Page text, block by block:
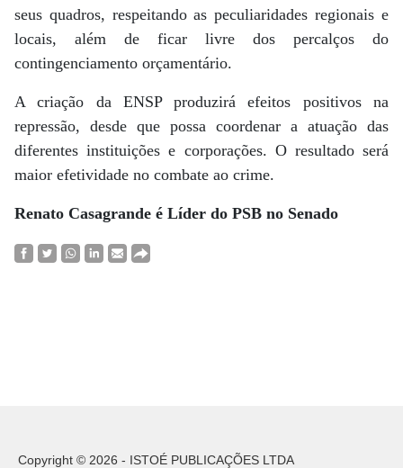
seus quadros, respeitando as peculiaridades regionais e
locais, além de ficar livre dos percalços do
contingenciamento orçamentário.
A criação da ENSP produzirá efeitos positivos na
repressão, desde que possa coordenar a atuação das
diferentes instituições e corporações. O resultado será
maior efetividade no combate ao crime.
Renato Casagrande é Líder do PSB no Senado
Copyright © 2026 - ISTOÉ PUBLICAÇÕES LTDA